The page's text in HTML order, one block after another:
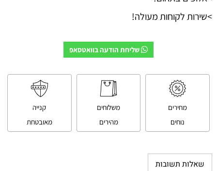
>שירות לקוחות מעולה!
שליחת הודעה בוואטסאפ
מחירים
נוחים
משלוחים
מהירים
קנייה
מאובטחת
שאלות תשובות